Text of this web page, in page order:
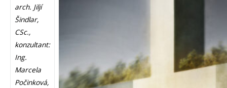
arch. Jiljí
Šindlar,
CSc.,
konzultant:
Ing.
Marcela
Počinková,